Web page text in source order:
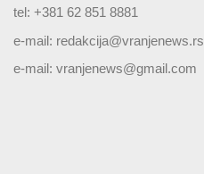
tel: +381 62 851 8881
e-mail: redakcija@vranjenews.rs
e-mail: vranjenews@gmail.com